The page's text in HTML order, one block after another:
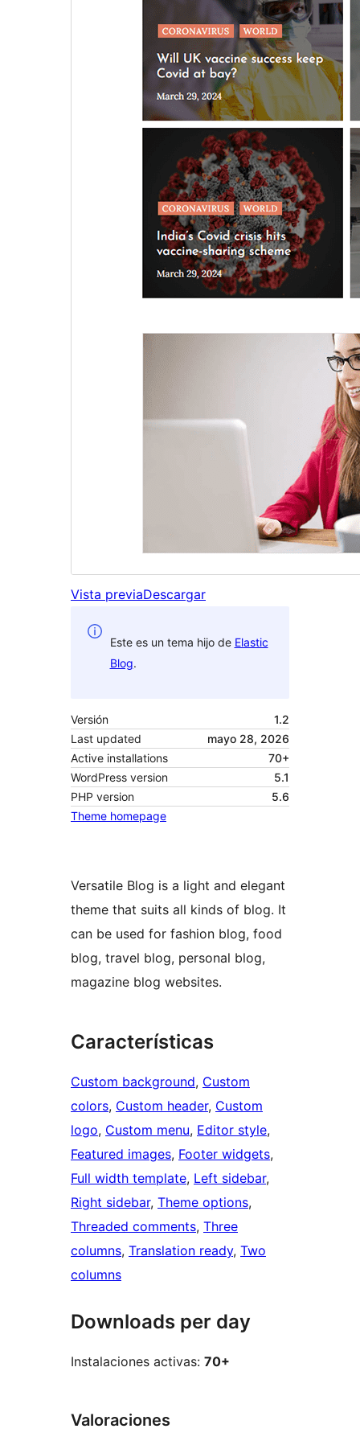
Vista previaDescargar
Este es un tema hijo de Elastic
Blog.
Versión
1.2
Last updated
mayo 28, 2026
Active installations
70+
WordPress version
5.1
PHP version
5.6
Theme homepage
Versatile Blog is a light and elegant
theme that suits all kinds of blog. It
can be used for fashion blog, food
blog, travel blog, personal blog,
magazine blog websites.
Características
Custom background, Custom
colors, Custom header, Custom
logo, Custom menu, Editor style
Featured images, Footer widgets
Full width template, Left sidebar
Right sidebar, Theme options
Threaded comments, Three
columns, Translation ready, Two
columns
Downloads per day
Instalaciones activas: 70+
Valoraciones